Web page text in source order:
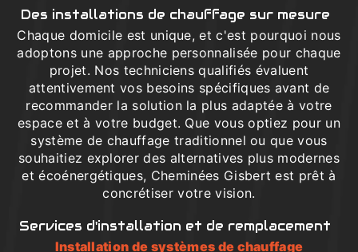
Des installations de chauffage sur mesure
Chaque domicile est unique, et c'est pourquoi nous
adoptons une approche personnalisée pour chaque
projet. Nos techniciens qualifiés évaluent
attentivement vos besoins spécifiques avant de
recommander la solution la plus adaptée à votre
espace et à votre budget. Que vous optiez pour un
système de chauffage traditionnel ou que vous
souhaitiez explorer des alternatives plus modernes
et écoénergétiques, Cheminées Gisbert est prêt à
concrétiser votre vision.
Services d'installation et de remplacement
Installation de systèmes de chauffage